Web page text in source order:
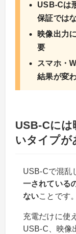
USB-Cは
保証では
映像出力
要
スマホ・
結果が変
USB-Cに
いタイプが
USB-Cで混乱
一されている
ないことです。
充電だけに使
USB-C、映像